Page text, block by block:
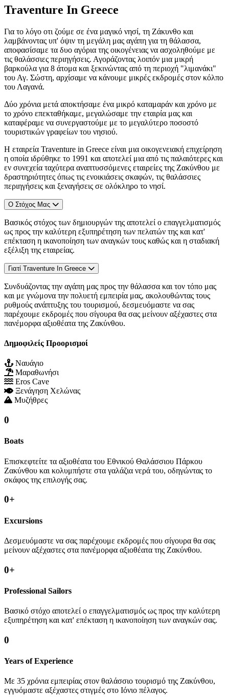
Traventure In Greece
Για το λόγο οτι ζούμε σε ένα μαγικό νησί, τη Ζάκυνθο και
λαμβάνοντας υπ' όψιν τη μεγάλη μας αγάπη για τη θάλασσα,
αποφασίσαμε τα δυο αγόρια της οικογένειας να ασχοληθούμε με
τις θαλάσσιες περιηγήσεις. Αγοράζοντας λοιπόν μια μικρή
βαρκούλα για 8 άτομα και ξεκινώντας από τη περιοχή "λιμανάκι"
του Αγ. Σώστη, αρχίσαμε να κάνουμε μικρές εκδρομές στον κόλπο
του Λαγανά.
Δύο χρόνια μετά αποκτήσαμε ένα μικρό καταμαράν και χρόνο με
το χρόνο επεκταθήκαμε, μεγαλώσαμε την εταιρία μας και
καταφέραμε να συνεργαστούμε με το μεγαλύτερο ποσοστό
τουριστικών γραφείων του νησιού.
Η εταιρεία Traventure in Greece είναι μια οικογενειακή επιχείρηση
η οποία ιδρύθηκε το 1991 και αποτελεί μια από τις παλαιότερες και
εν συνεχεία ταχύτερα αναπτυσσόμενες εταιρείες της Ζακύνθου με
δραστηριότητες όπως τις ενοικιάσεις σκαφών, τις θαλάσσιες
περιηγήσεις και ξεναγήσεις σε ολόκληρο το νησί.
Ο Στόχος Μας
Βασικός στόχος των δημιουργών της αποτελεί ο επαγγελματισμός
ως προς την καλύτερη εξυπηρέτηση των πελατών της και κατ'
επέκταση η ικανοποίηση των αναγκών τους καθώς και η σταδιακή
εξέλιξη της εταιρείας.
Γιατί Traventure In Greece
Συνδυάζοντας την αγάπη μας προς την θάλασσα και τον τόπο μας
και με γνώμονα την πολυετή εμπειρία μας, ακολουθώντας τους
ρυθμούς ανάπτυξης του τουρισμού, δεσμευόμαστε να σας
παρέχουμε εκδρομές που σίγουρα θα σας μείνουν αξέχαστες στα
πανέμορφα αξιοθέατα της Ζακύνθου.
Δημοφιλείς Προορισμοί
Ναυάγιο
Μαραθωνήσι
Eros Cave
Ξενάγηση Χελώνας
Μυζήθρες
0
Boats
Επισκεφτείτε τα αξιοθέατα του Εθνικού Θαλάσσιου Πάρκου
Ζακύνθου και κολυμπήστε στα γαλάζια νερά του, οδηγώντας το
σκάφος της επιλογής σας.
0+
Excursions
Δεσμευόμαστε να σας παρέχουμε εκδρομές που σίγουρα θα σας
μείνουν αξέχαστες στα πανέμορφα αξιοθέατα της Ζακύνθου.
0+
Professional Sailors
Βασικό στόχο αποτελεί ο επαγγελματισμός ως προς την καλύτερη
εξυπηρέτηση και κατ' επέκταση η ικανοποίηση των αναγκών σας.
0
Years of Experience
Με 35 χρόνια εμπειρίας στον θαλάσσιο τουρισμό της Ζακύνθου,
εγγυόμαστε αξέχαστες στιγμές στο Ιόνιο πέλαγος.